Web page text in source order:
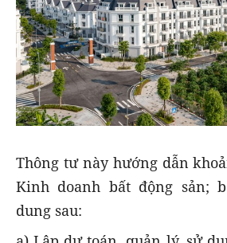
Thông tư này hướng dẫn
Kinh doanh bất động sản;
dung sau: